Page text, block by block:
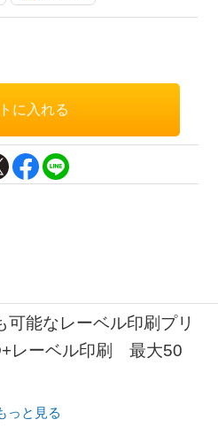
能なレーベル印刷プリ
レーベル印刷 最大50
っと見る